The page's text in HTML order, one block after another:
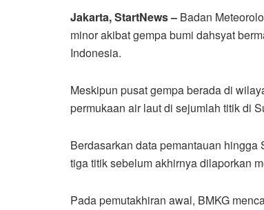
Jakarta, StartNews – Badan
minor akibat gempa bumi dahsyat
Indonesia.
Meskipun pusat gempa berada di
permukaan air laut di sejumlah titik di
Berdasarkan data pemantauan
tiga titik sebelum akhirnya dilaporkan
Pada pemutakhiran awal, BMKG